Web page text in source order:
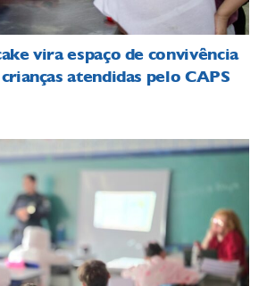
vira espaço de convivência
atendidas pelo CAPS